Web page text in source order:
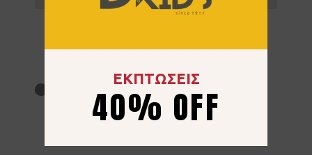
16 ετών
ΕΚΠΤΩΣΕΙΣ
40% OFF